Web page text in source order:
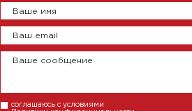
Ваше имя
Ваш email
Ваше сообщение
соглашаюсь с условиями